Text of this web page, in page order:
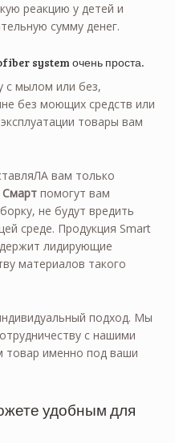
реакцию у детей и
сумму денег.
system очень проста.
с мылом или без,
без моющих средств или
товары вам
вам только
Смартпомогут вам
не будут вредить
среде. Продукция Smart
лидирующие
материалов такого
подход. Мы
с нашими
товар именно под ваши
удобным для